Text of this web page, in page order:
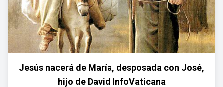
Jesús nacerá de María, desposada con José,
hijo de David InfoVaticana